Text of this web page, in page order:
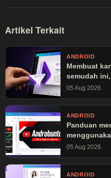
Artikel Terkait
ANDROID
Membuat
semudah
05 Aug 2026
ANDROID
Panduan
05 Aug 2026
ANDROID